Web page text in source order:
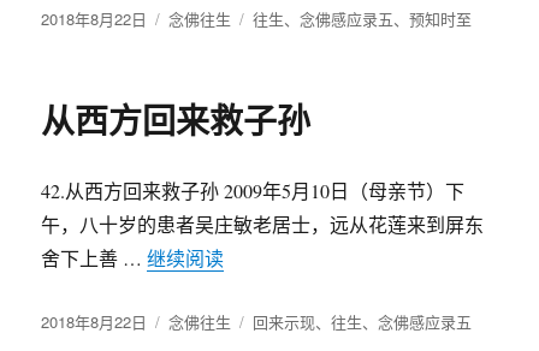
发
2018年8月22日
分
念佛往生
标
往生、念佛感应录五、预知时至
从西方回来救子孙
42.从西方回来救子孙 2009年5月10日（母亲节）下
午，八十岁的患者吴庄敏老居士，远从花莲来到屏东
舍下上善 …继续阅读
发
2018年8月22日
分
念佛往生
标
回来示现、往生、念佛感应录五